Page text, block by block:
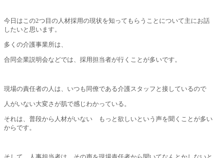
今日はこの2つ目の人材採用の現状を知ってもらうことについて主にお話
したいと思います。
多くの介護事業所は、
合同企業説明会などでは、採用担当者が行くことが多いです。
現場の責任者の人は、いつも同僚である介護スタッフと接しているので
人がいない大変さが肌で感じわかっている。
それは、普段から人材がいない もっと欲しいという声を聞くことが多い
からです。